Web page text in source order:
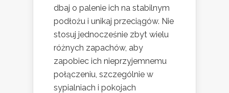
dbaj o palenie ich na stabilnym
podłożu i unikaj przeciągów. Nie
stosuj jednocześnie zbyt wielu
różnych zapachów, aby
zapobiec ich nieprzyjemnemu
połączeniu, szczególnie w
sypialniach i pokojach